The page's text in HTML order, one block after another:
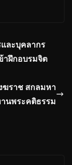
ละบุคลากร
าฝึกอบรมจิต
ฆราช สกลมหา
นพระคติธรรม